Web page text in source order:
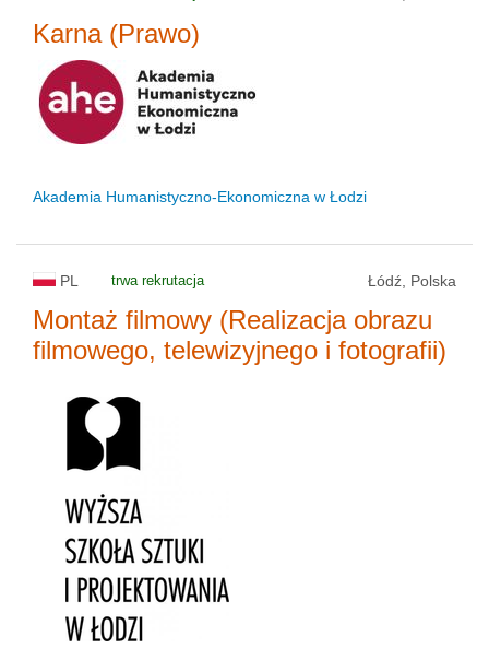
Karna (Prawo)
Akademia Humanistyczno-Ekonomiczna w Łodzi
PL trwa rekrutacja Łódź, Polska
Montaż filmowy (Realizacja obrazu
filmowego, telewizyjnego i fotografii)